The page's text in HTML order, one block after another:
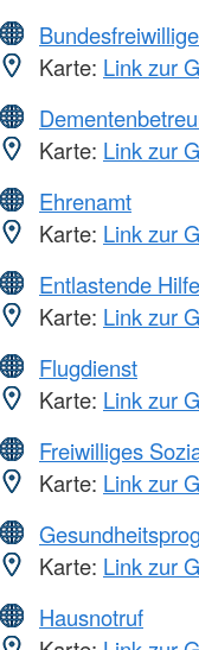
Karte: Link zur
Karte: Link zur
Ehrenamt
Karte: Link zur
Entlastende
Karte: Link zur
Flugdienst
Karte: Link zur
Freiwilliges
Karte: Link zur
Karte: Link zur
Hausnotruf